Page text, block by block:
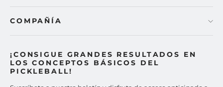
COMPAÑÍA
¡CONSIGUE GRANDES RESULTADOS EN
LOS CONCEPTOS BÁSICOS DEL
PICKLEBALL!